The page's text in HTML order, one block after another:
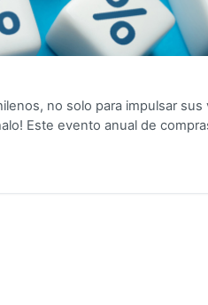
no solo para impulsar
Este evento anual de